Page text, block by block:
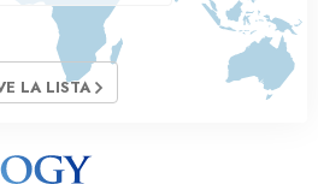
LA LISTA